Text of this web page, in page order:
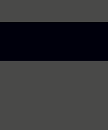
the complete
Language (SCL)